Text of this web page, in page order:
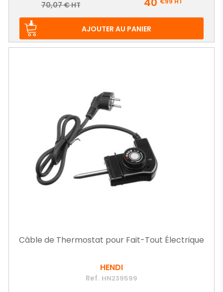
Prix
70,07 € HT
AJOUTER AU PANIER
Câble de Thermostat pour Fait-Tout Électrique
HENDI
Ref. HN239599